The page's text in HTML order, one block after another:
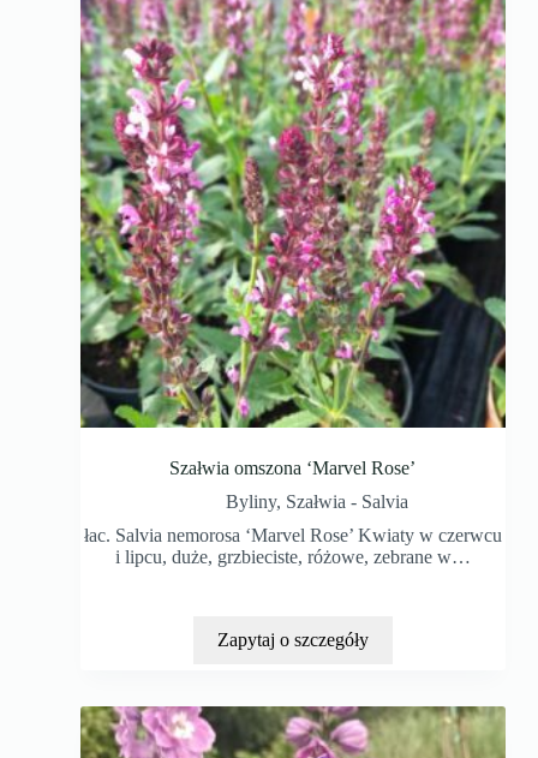
Szałwia omszona ‘Marvel Rose’
Byliny, Szałwia - Salvia
łac. Salvia nemorosa ‘Marvel Rose’ Kwiaty w czerwcu
i lipcu, duże, grzbieciste, różowe, zebrane w…
Zapytaj o szczegóły